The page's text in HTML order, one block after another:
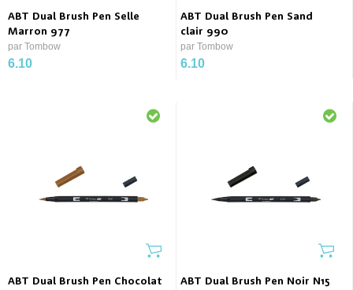
ABT Dual Brush Pen Selle
Marron 977
par Tombow
6.10
ABT Dual Brush Pen Sand
clair 990
par Tombow
6.10
ABT Dual Brush Pen Chocolat
ABT Dual Brush Pen Noir N15